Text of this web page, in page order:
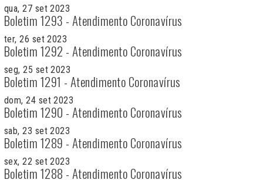
qua, 27 set 2023
Boletim 1293 - Atendimento Coronavírus
ter, 26 set 2023
Boletim 1292 - Atendimento Coronavírus
seg, 25 set 2023
Boletim 1291 - Atendimento Coronavírus
dom, 24 set 2023
Boletim 1290 - Atendimento Coronavírus
sab, 23 set 2023
Boletim 1289 - Atendimento Coronavírus
sex, 22 set 2023
Boletim 1288 - Atendimento Coronavírus